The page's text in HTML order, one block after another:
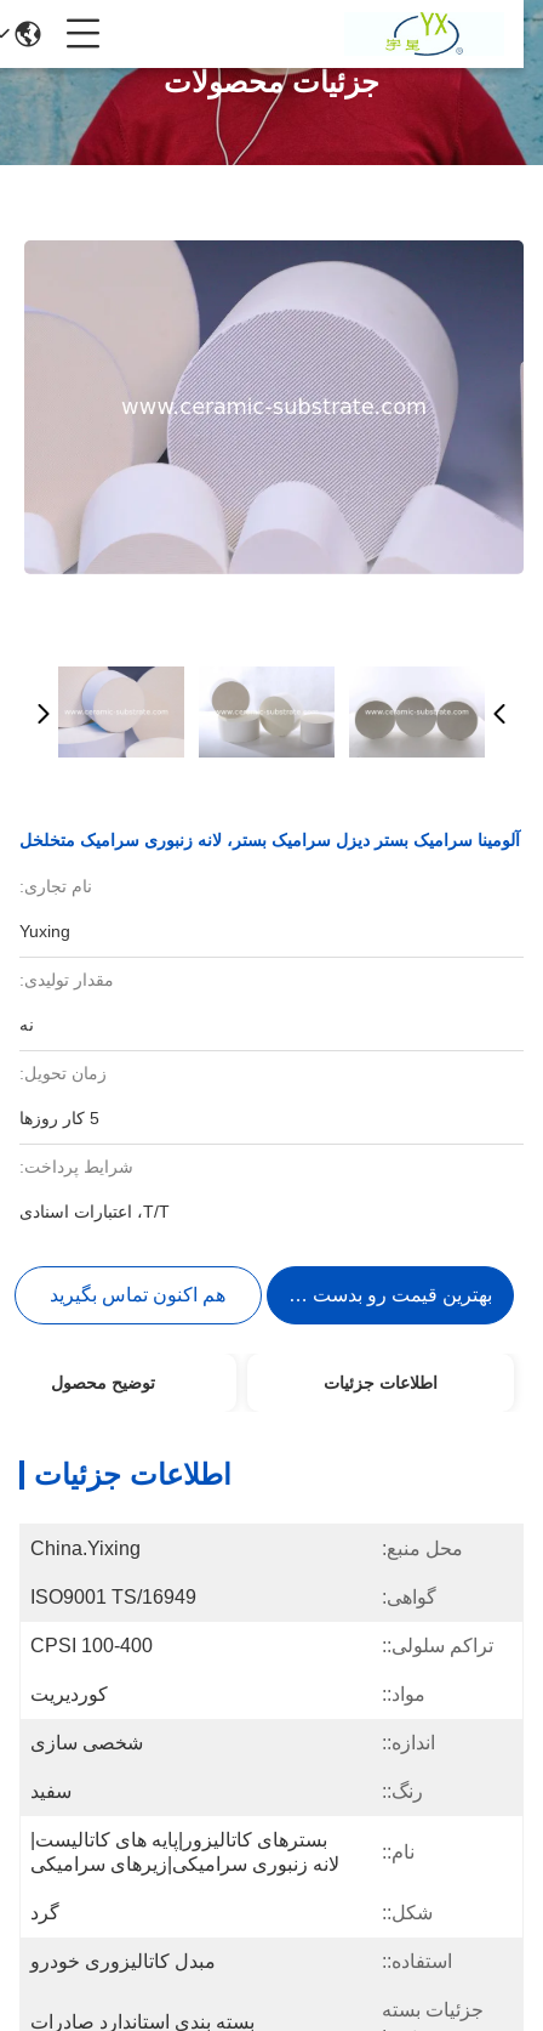
جزئیات محصولات
آلومینا سرامیک بستر دیزل سرامیک بستر، لانه زنبوری سرامیک متخلخل
نام تجاری:
Yuxing
مقدار تولیدی:
نه
زمان تحویل:
5 کار روزها
شرایط پرداخت:
T/T، اعتبارات اسنادی
بهترین قیمت رو بدست بیار هم اکنون تماس بگیرید
اطلاعات جزئیات توضیح محصول
اطلاعات جزئیات
محل منبع: China.Yixing
گواهی: ISO9001 TS/16949
تراکم سلولی:: 100-400 CPSI
مواد:: کوردیریت
اندازه:: شخصی سازی
رنگ:: سفید
نام::
بسترهای کاتالیزور|پایه های کاتالیست|
لانه زنبوری سرامیکی|زیرهای سرامیکی
شکل:: گرد
استفاده:: مبدل کاتالیزوری خودرو
جزئیات بسته
بسته بندی استاندارد صادرات